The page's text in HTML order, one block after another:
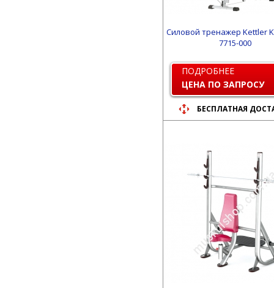
Силовой тренажер Kettler
7715-000
ПОДРОБНЕЕ
ЦЕНА ПО ЗАПРОСУ
БЕСПЛАТНАЯ